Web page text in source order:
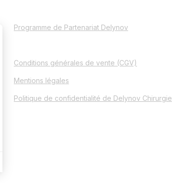
Programme de Partenariat Delynov
Conditions générales de vente (CGV)
Mentions légales
Politique de confidentialité de Delynov Chirurgie